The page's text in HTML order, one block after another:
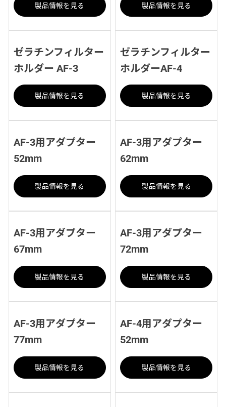
製品情報を見る 製品情報を見る
ゼラチンフィルター
ホルダー AF-3
製品情報を見る
ゼラチンフィルター
ホルダーAF-4
製品情報を見る
AF-3用アダプター
52mm
製品情報を見る
AF-3用アダプター
62mm
製品情報を見る
AF-3用アダプター
67mm
製品情報を見る
AF-3用アダプター
72mm
製品情報を見る
AF-3用アダプター
77mm
製品情報を見る
AF-4用アダプター
52mm
製品情報を見る